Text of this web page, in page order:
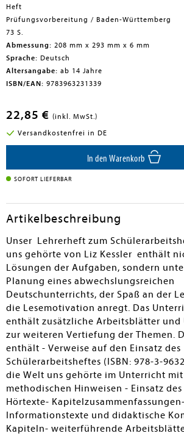
Heft
Prüfungsvorbereitung / Baden-Württemberg
73 S.
Abmessung: 208 mm x 293 mm x 6 mm
Sprache: Deutsch
Altersangabe: ab 14 Jahre
ISBN/EAN: 9783963231339
22,85 € (inkl. MwSt.)
Versandkostenfrei in DE
In den Warenkorb
SOFORT LIEFERBAR
Artikelbeschreibung
Unser Lehrerheft zum
uns gehörte von Liz Kessler enthält
Lösungen der Aufgaben, sondern
Planung eines abwechslungsreichen
Deutschunterrichts, der Spaß an der
die Lesemotivation anregt. Das
enthält zusätzliche Arbeitsblätter und
zur weiteren Vertiefung der Themen.
enthält - Verweise auf den Einsatz des
Schülerarbeitsheftes (ISBN: 978-3-
die Welt uns gehörte im Unterricht
methodischen Hinweisen - Einsatz
Hörtexte-
Informationstexte und didaktische
Kapiteln- weiterführende